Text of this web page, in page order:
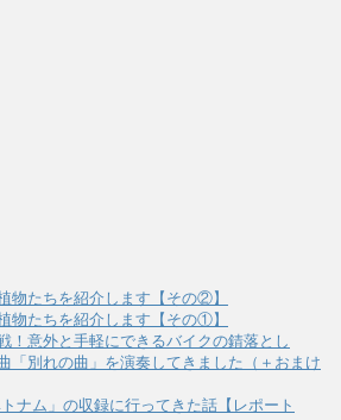
物たちを紹介します【その②】
物たちを紹介します【その①】
！意外と手軽にできるバイクの錆落とし
「別れの曲」を演奏してきました（＋おまけ
ナム」の収録に行ってきた話【レポート